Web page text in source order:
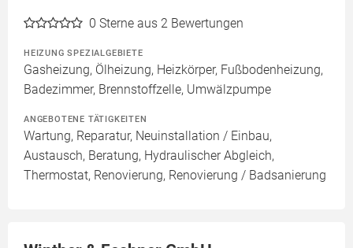
0 Sterne aus 2 Bewertungen
HEIZUNG SPEZIALGEBIETE
Gasheizung, Ölheizung, Heizkörper, Fußbodenheizung,
Badezimmer, Brennstoffzelle, Umwälzpumpe
ANGEBOTENE TÄTIGKEITEN
Wartung, Reparatur, Neuinstallation / Einbau,
Austausch, Beratung, Hydraulischer Abgleich,
Thermostat, Renovierung, Renovierung / Badsanierung